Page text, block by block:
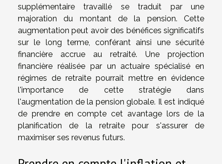
supplémentaire travaillé se traduit par une
majoration du montant de la pension. Cette
augmentation peut avoir des bénéfices significatifs
sur le long terme, conférant ainsi une sécurité
financière accrue au retraité. Une projection
financière réalisée par un actuaire spécialisé en
régimes de retraite pourrait mettre en évidence
l'importance de cette stratégie dans
l'augmentation de la pension globale. Il est indiqué
de prendre en compte cet avantage lors de la
planification de la retraite pour s'assurer de
maximiser ses revenus futurs.